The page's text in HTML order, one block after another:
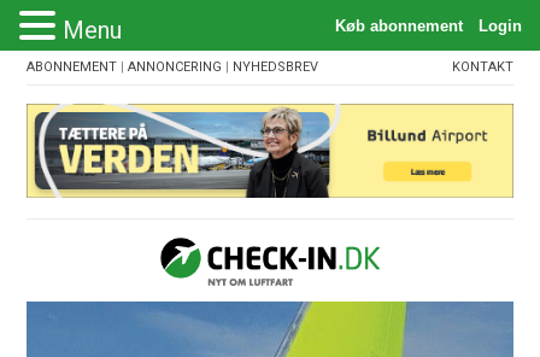
ABONNEMENT |ANNONCERING | NYHEDSBREV KONTAKT
Menu